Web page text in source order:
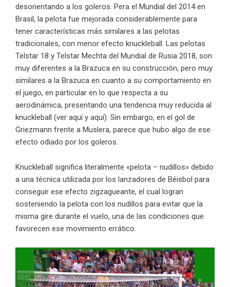
desorientando a los goleros. Pera el Mundial del 2014 en
Brasil, la pelota fue mejorada considerablemente para
tener características más similares a las pelotas
tradicionales, con menor efecto knuckleball. Las pelotas
Telstar 18 y Telstar Mechta del Mundial de Rusia 2018, son
muy diferentes a la Brazuca en su construcción, pero muy
similares a la Brazuca en cuanto a su comportamiento en
el juego, en particular en lo que respecta a su
aerodinámica, presentando una tendencia muy reducida al
knuckleball (ver aquíy aquí). Sin embargo, en el gol de
Griezmann frente a Muslera, parece que hubo algo de ese
efecto odiado por los goleros.
Knuckleball significa literalmente «pelota – nudillos» debido
a una técnica utilizada por los lanzadores de Béisbol para
conseguir ese efecto zigzagueante, el cual logran
sosteniendo la pelota con los nudillos para evitar que la
misma gire durante el vuelo, una de las condiciones que
favorecen ese movimiento errático.